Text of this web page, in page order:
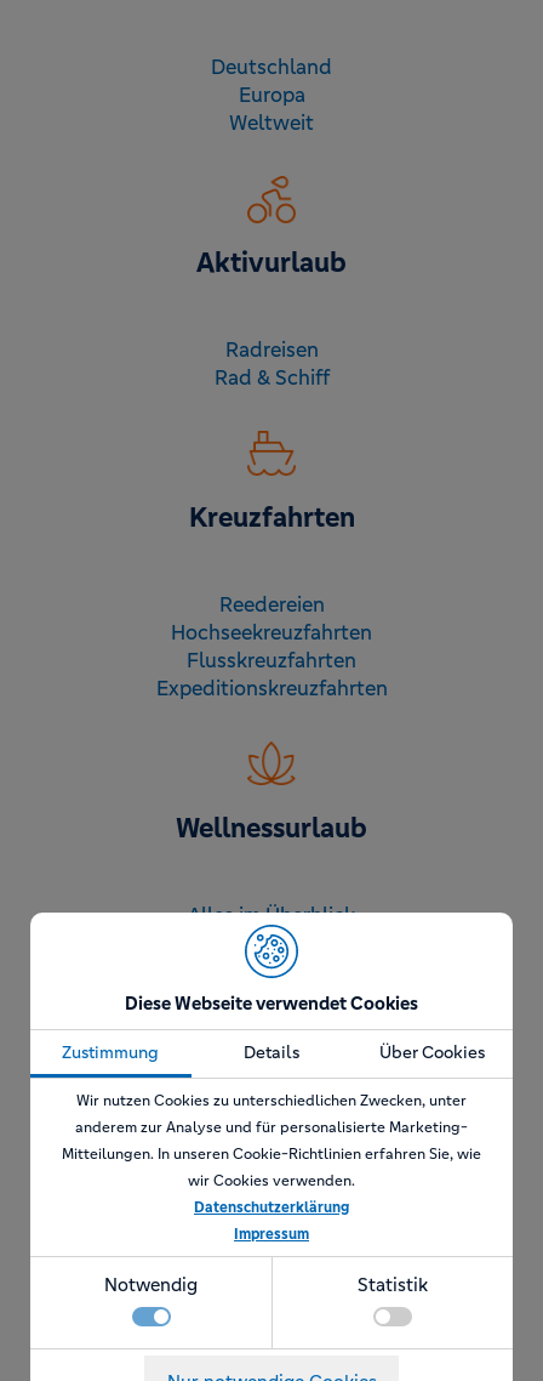
Diese Webseite verwendet Cookies
Zustimmung Details Über Cookies
Wir nutzen Cookies zu unterschiedlichen Zwecken, unter
anderem zur Analyse und für personalisierte Marketing-
Mitteilungen. In unseren Cookie-Richtlinien erfahren Sie, wie
wir Cookies verwenden.
Datenschutzerklärung
Impressum
Notwendig Statistik
Deutschland
Europa
Weltweit
Aktivurlaub
Radreisen
Rad & Schiff
Kreuzfahrten
Reedereien
Hochsee­kreuz­fahrten
Fluss­kreuz­fahrten
Expeditions­kreuz­fahrten
Wellnessurlaub
Alles im Überblick
Außergewöhnliche
Übernachtungen
Alles im Überblick